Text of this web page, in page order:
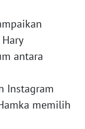
antara
Instagram
memilih